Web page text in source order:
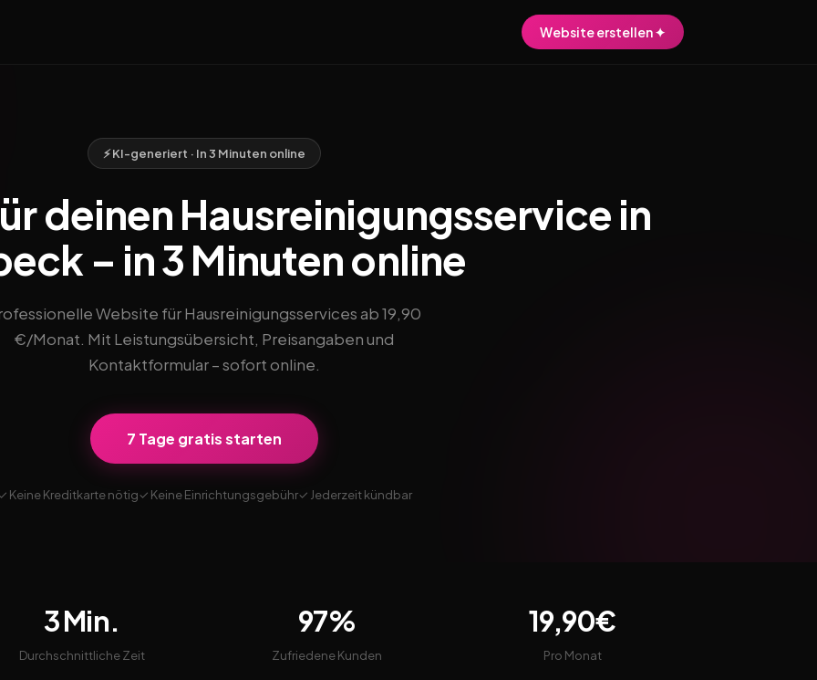
Website erstellen ✦
⚡ KI-generiert · In 3 Minuten online
deinen Hausreinigungsservice in
– in 3 Minuten online
Website für Hausreinigungsservices ab 19,90
€/Monat. Mit Leistungsübersicht, Preisangaben und
Kontaktformular – sofort online.
7 Tage gratis starten
Keine Kreditkarte nötig✓ Keine Einrichtungsgebühr✓ Jederzeit kündbar
3 Min.
Durchschnittliche Zeit
97%
Zufriedene Kunden
19,90€
Pro Monat